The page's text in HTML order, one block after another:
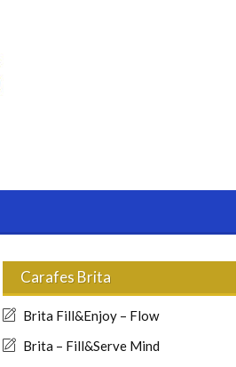
Carafes Brita
Brita Fill&Enjoy – Flow
Brita – Fill&Serve Mind